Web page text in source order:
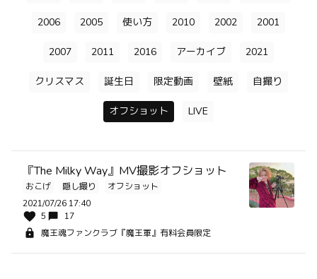
2006 2005 使い方 2010 2002 2001
2007 2011 2016 アーカイブ 2021
クリスマス 誕生日 限定動画 壁紙 自撮り
オフショット LIVE
『The Milky Way』MV撮影オフショット
おこげ 隠し撮り
オフショット
2021/07/26 17:40
5
17
魔王魂ファンクラブ『魔王軍』有料会員限定